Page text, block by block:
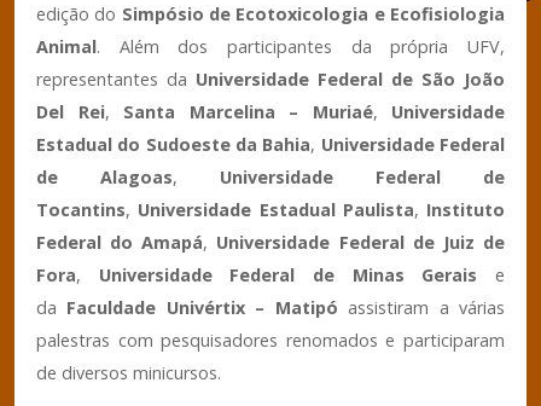
edição do Simpósio de Ecotoxicologia e Ecofisiologia
Animal. Além dos participantes da própria UFV,
representantes da Universidade Federal de São João
Del Rei, Santa Marcelina – Muriaé, Universidade
Estadual do Sudoeste da Bahia, Universidade Federal
de Alagoas, Universidade Federal de
Tocantins, Universidade Estadual Paulista, Instituto
Federal do Amapá, Universidade Federal de Juiz de
Fora, Universidade Federal de Minas Gerais e
da Faculdade Univértix – Matipó assistiram a várias
palestras com pesquisadores renomados e participaram
de diversos minicursos.